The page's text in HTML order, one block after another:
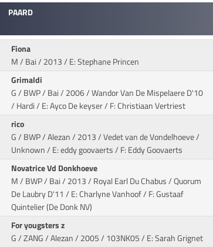
PAARD
Fiona
M / Bai / 2013/ E: Stephane Princen
Grimaldi
G / BWP / Bai / 2006 / Wandor Van De Mispelaere D'10
/ Hardi/ E: Ayco De keyser / F: Christiaan Vertriest
rico
G / BWP / Alezan / 2013 / Vedet van de Vondelhoeve /
Unknown/ E: eddy goovaerts / F: Eddy Goovaerts
Novatrice Vd Donkhoeve
M / BWP / Bai / 2013 / Royal Earl Du Chabus / Quorum
De Laubry D'11/ E: Charlyne Vanhoof / F: Gustaaf
Quintelier (De Donk NV)
For yougsters z
G / ZANG / Alezan / 2005/ 103NK05 / E: Sarah Grignet